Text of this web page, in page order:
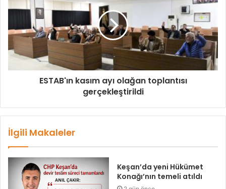
ESTAB'ın kasım ayı olağan toplantısı
gerçekleştirildi
İlgili Makaleler
Keşan’da yeni Hükümet
Konağı’nın temeli atıldı